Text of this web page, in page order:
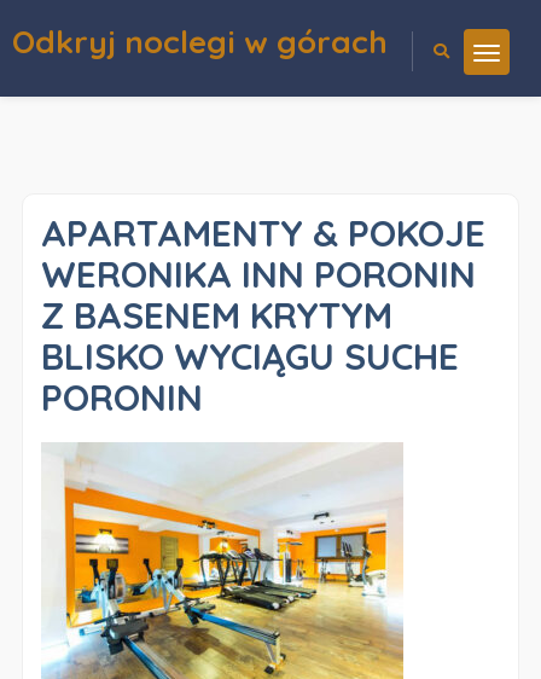
Odkryj noclegi w górach
APARTAMENTY & POKOJE
WERONIKA INN PORONIN
Z BASENEM KRYTYM
BLISKO WYCIĄGU SUCHE
PORONIN